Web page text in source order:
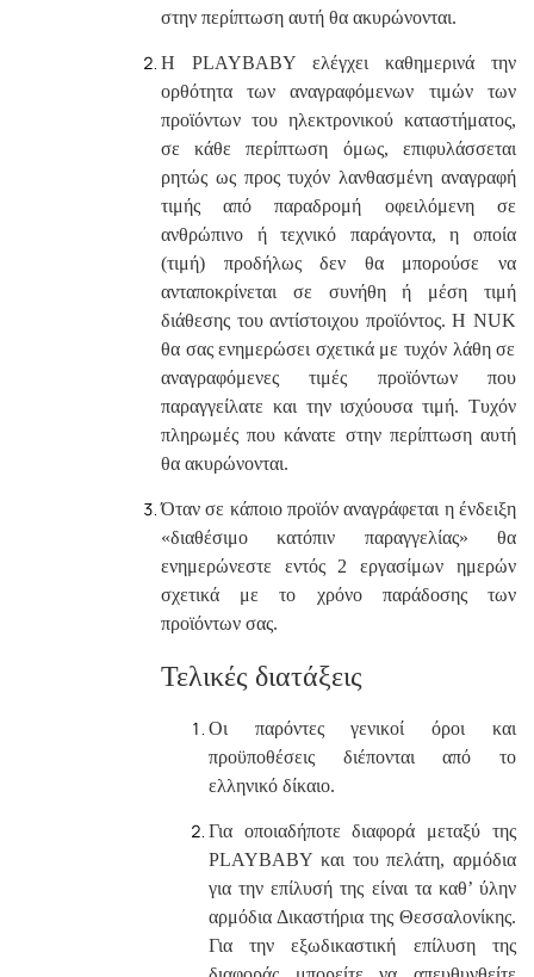
στην περίπτωση αυτή θα ακυρώνονται.
Η PLAYBABY ελέγχει καθημερινά την
ορθότητα των αναγραφόμενων τιμών των
προϊόντων του ηλεκτρονικού καταστήματος,
σε κάθε περίπτωση όμως, επιφυλάσσεται
ρητώς ως προς τυχόν λανθασμένη αναγραφή
τιμής από παραδρομή οφειλόμενη σε
ανθρώπινο ή τεχνικό παράγοντα, η οποία
(τιμή) προδήλως δεν θα μπορούσε να
ανταποκρίνεται σε συνήθη ή μέση τιμή
διάθεσης του αντίστοιχου προϊόντος. Η NUK
θα σας ενημερώσει σχετικά με τυχόν λάθη σε
αναγραφόμενες τιμές προϊόντων που
παραγγείλατε και την ισχύουσα τιμή. Τυχόν
πληρωμές που κάνατε στην περίπτωση αυτή
θα ακυρώνονται.
Όταν σε κάποιο προϊόν αναγράφεται η ένδειξη
«διαθέσιμο κατόπιν παραγγελίας» θα
ενημερώνεστε εντός 2 εργασίμων ημερών
σχετικά με το χρόνο παράδοσης των
προϊόντων σας.
Τελικές διατάξεις
Οι παρόντες γενικοί όροι και
προϋποθέσεις διέπονται από το
ελληνικό δίκαιο.
Για οποιαδήποτε διαφορά μεταξύ της
PLAYBABY και του πελάτη, αρμόδια
για την επίλυσή της είναι τα καθ’ ύλην
αρμόδια Δικαστήρια της Θεσσαλονίκης.
Για την εξωδικαστική επίλυση της